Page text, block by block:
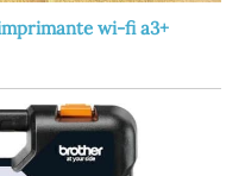
wi-fi a3+